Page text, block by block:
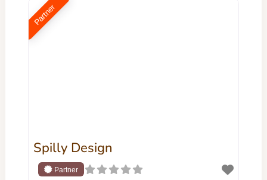
Mensch. Bei persodog geht es darum wie du
zu deinem Hund eine harmonische Bindung,
Vertrauen und Sicherheit als Basis für euer
Partner
Spilly Design